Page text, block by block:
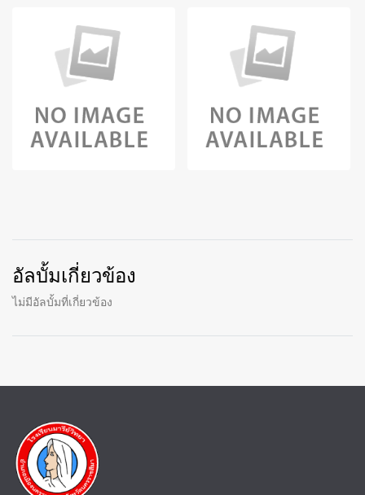
อัลบั้มเกี่ยวข้อง
ไม่มีอัลบั้มที่เกี่ยวข้อง